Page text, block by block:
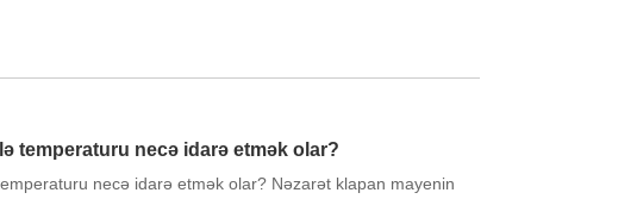
olduğu yanma və ya yanmaların qarşısını almaq üçün
temperaturu necə idarə etmək olar?
necə idarə etmək olar? Nəzarət klapan mayenin